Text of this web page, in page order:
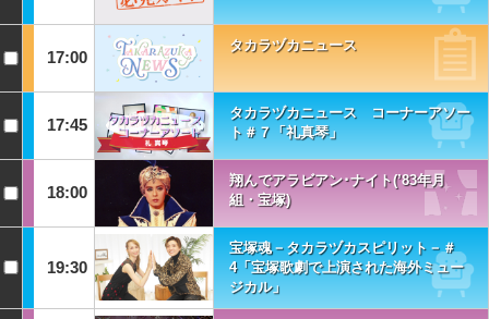
17:00
タカラヅカニュース
17:45
タカラヅカニュース コーナーアソー
ト＃７「礼真琴」
18:00
翔んでアラビアン･ナイト(’83年月
組・宝塚)
19:30
宝塚魂－タカラヅカスピリット－＃
4「宝塚歌劇で上演された海外ミュー
ジカル」